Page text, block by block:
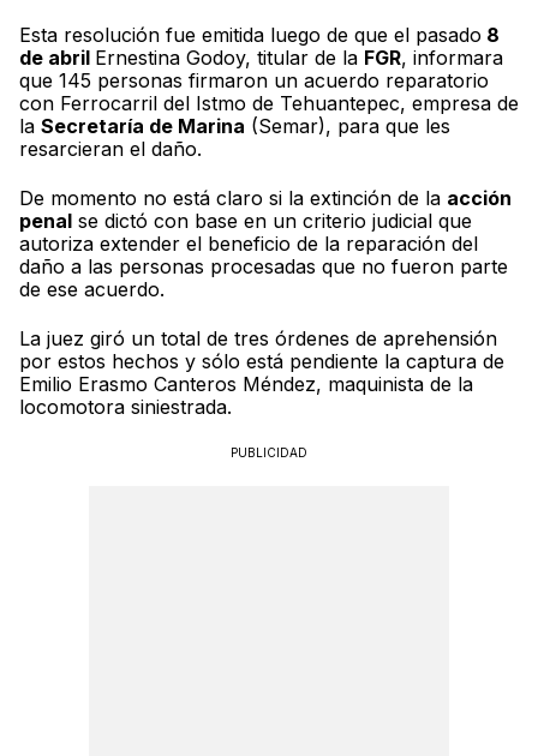
Esta resolución fue emitida luego de que el pasado 8
de abril Ernestina Godoy, titular de la FGR, informara
que 145 personas firmaron un acuerdo reparatorio
con Ferrocarril del Istmo de Tehuantepec, empresa de
la Secretaría de Marina (Semar), para que les
resarcieran el daño.
De momento no está claro si la extinción de la acción
penal se dictó con base en un criterio judicial que
autoriza extender el beneficio de la reparación del
daño a las personas procesadas que no fueron parte
de ese acuerdo.
La juez giró un total de tres órdenes de aprehensión
por estos hechos y sólo está pendiente la captura de
Emilio Erasmo Canteros Méndez, maquinista de la
locomotora siniestrada.
PUBLICIDAD